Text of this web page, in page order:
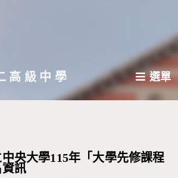
高級中學 選單
中央大學115年「大學先修課程
訊